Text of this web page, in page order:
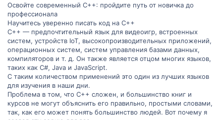
Освойте современный C++: пройдите путь от новичка до
профессионала
Научитесь уверенно писать код на C++
C++ — предпочтительный язык для видеоигр, встроенных
систем, устройств IoT, высокопроизводительных приложений,
операционных систем, систем управления базами данных,
компиляторов и т. д. Он также является отцом многих языков,
таких как C#, Java и JavaScript.
С таким количеством применений это один из лучших языков
для изучения в наши дни.
Проблема в том, что C++ сложен, и большинство книг и
курсов не могут объяснить его правильно, простыми словами,
так, как его может понять большинство людей. Вот почему я